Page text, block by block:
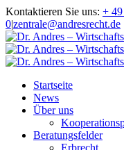
Zum
Inhalt
springen
Kontaktieren Sie uns: +
0|zentrale@andresrecht.de
Startseite
News
Über uns
Beratungsfelder
Erbrecht